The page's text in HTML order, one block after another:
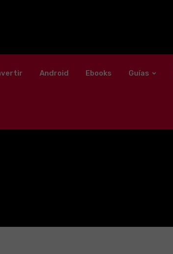
Android Ebooks Guías